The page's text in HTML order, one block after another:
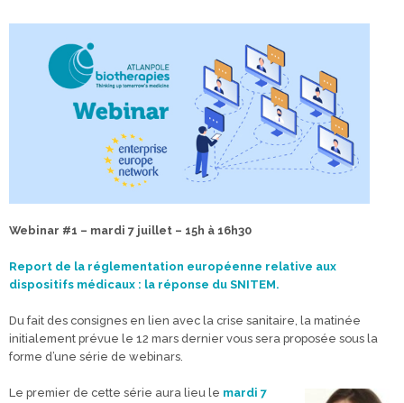
Webinar #1 – mardi 7 juillet – 15h à 16h30
Report de la réglementation européenne relative aux
dispositifs médicaux : la réponse du SNITEM.
Du fait des consignes en lien avec la crise sanitaire, la matinée
initialement prévue le 12 mars dernier vous sera proposée sous la
forme d’une série de webinars.
Le premier de cette série aura lieu le mardi 7